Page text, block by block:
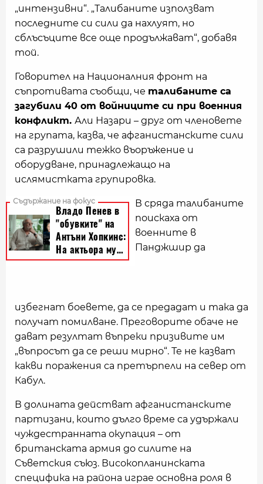
„интензивни“. „Талибаните използват
последните си сили да нахлуят, но
сблъсъците все още продължават“, добавя
той.
Говорител на Националния фронт на
съпротивата съобщи, че талибаните са
загубили 40 от войниците си при военния
конфликт. Али Назари – друг от членовете
на групата, казва, че афганистанските сили
са разрушили тежко въоръжение и
оборудване, принадлежащо на
ислямистката групировка.
В сряда талибаните
поискаха от
военните в
Панджшир да
избегнат боевете, да се предадат и така да
получат помилване. Преговорите обаче не
дават резултат въпреки призивите им
„въпросът да се реши мирно“. Те не казват
какви поражения са претърпели на север от
Кабул.
В долината действат афганистанските
партизани, които дълго време са удържали
чуждестранната окупация – от
британската армия до силите на
Съветския съюз. Високопланинската
специфика на района играе основна роля в